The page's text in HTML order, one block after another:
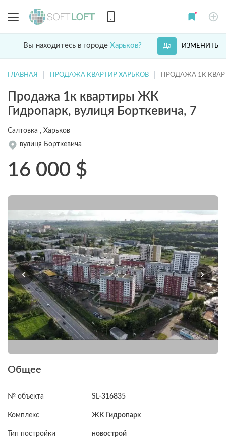
Вы находитесь в городе Харьков? ИЗМЕНИТЬ
Да
ГЛАВНАЯ ПРОДАЖА КВАРТИР ХАРЬКОВ ПРОДАЖА 1К
Продажа 1к квартиры ЖК
Гидропарк, вулиця Борткевича, 7
Салтовка , Харьков
вулиця Борткевича
16 000 $
Общее
№ объекта SL-316835
Комплекс ЖК Гидропарк
Тип постройки новострой